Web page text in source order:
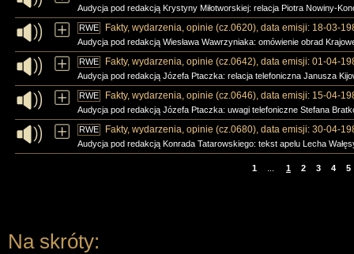
Audycja pod redakcją Krystyny Miłotworskiej: relacja Piotra Nowiny-
RWE Fakty, wydarzenia, opinie (cz.0620), data emisji: 18-03-
Audycja pod redakcją Wiesława Wawrzyniaka: omówienie obrad
RWE Fakty, wydarzenia, opinie (cz.0642), data emisji: 01-04-
Audycja pod redakcją Józefa Ptaczka: relacja telefoniczna Janusza
RWE Fakty, wydarzenia, opinie (cz.0646), data emisji: 15-04-
Audycja pod redakcją Józefa Ptaczka: uwagi telefoniczne Stefana
RWE Fakty, wydarzenia, opinie (cz.0680), data emisji: 30-04-
Audycja pod redakcją Konrada Tatarowskiego: tekst apelu Lecha
1 1 2 3 4 5
Na skróty: